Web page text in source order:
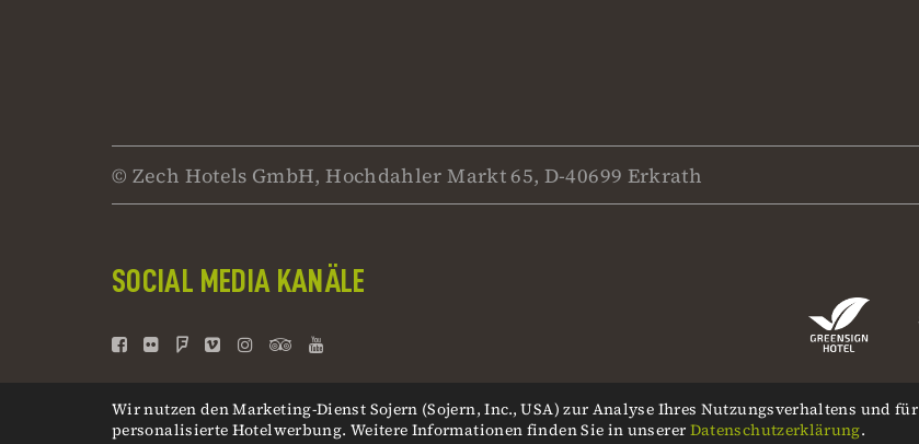
Wir nutzen den Marketing-Dienst Sojern (Sojern, Inc., USA) zur Analyse Ihres Nutzungsverhaltens und für
personalisierte Hotelwerbung. Weitere Informationen finden Sie in unserer Datenschutzerklärung.
© Zech Hotels GmbH, Hochdahler Markt 65, D-40699 Erkrath
SOCIAL MEDIA KANÄLE